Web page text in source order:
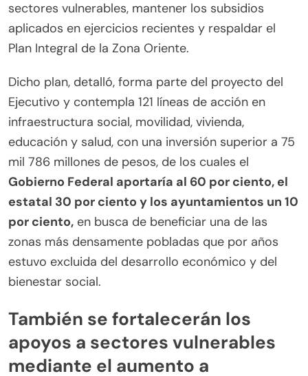
sectores vulnerables, mantener los subsidios
aplicados en ejercicios recientes y respaldar el
Plan Integral de la Zona Oriente.
Dicho plan, detalló, forma parte del proyecto del
Ejecutivo y contempla 121 líneas de acción en
infraestructura social, movilidad, vivienda,
educación y salud, con una inversión superior a 75
mil 786 millones de pesos, de los cuales el
Gobierno Federal aportaría al 60 por ciento, el
estatal 30 por ciento y los ayuntamientos un 10
por ciento, en busca de beneficiar una de las
zonas más densamente pobladas que por años
estuvo excluida del desarrollo económico y del
bienestar social.
También se fortalecerán los
apoyos a sectores vulnerables
mediante el aumento a